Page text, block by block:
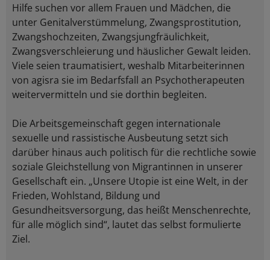
Hilfe suchen vor allem Frauen und Mädchen, die
unter Genitalverstümmelung, Zwangsprostitution,
Zwangshochzeiten, Zwangsjungfräulichkeit,
Zwangsverschleierung und häuslicher Gewalt leiden.
Viele seien traumatisiert, weshalb Mitarbeiterinnen
von agisra sie im Bedarfsfall an Psychotherapeuten
weitervermitteln und sie dorthin begleiten.
Die Arbeitsgemeinschaft gegen internationale
sexuelle und rassistische Ausbeutung setzt sich
darüber hinaus auch politisch für die rechtliche sowie
soziale Gleichstellung von Migrantinnen in unserer
Gesellschaft ein. „Unsere Utopie ist eine Welt, in der
Frieden, Wohlstand, Bildung und
Gesundheitsversorgung, das heißt Menschenrechte,
für alle möglich sind“, lautet das selbst formulierte
Ziel.